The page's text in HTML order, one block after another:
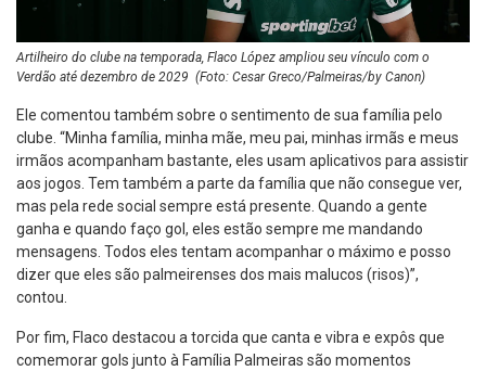
Artilheiro do clube na temporada, Flaco López ampliou seu vínculo com o
Verdão até dezembro de 2029 (Foto: Cesar Greco/Palmeiras/by Canon)
Ele comentou também sobre o sentimento de sua família pelo
clube. “Minha família, minha mãe, meu pai, minhas irmãs e meus
irmãos acompanham bastante, eles usam aplicativos para assistir
aos jogos. Tem também a parte da família que não consegue ver,
mas pela rede social sempre está presente. Quando a gente
ganha e quando faço gol, eles estão sempre me mandando
mensagens. Todos eles tentam acompanhar o máximo e posso
dizer que eles são palmeirenses dos mais malucos (risos)”,
contou.
Por fim, Flaco destacou a torcida que canta e vibra e expôs que
comemorar gols junto à Família Palmeiras são momentos